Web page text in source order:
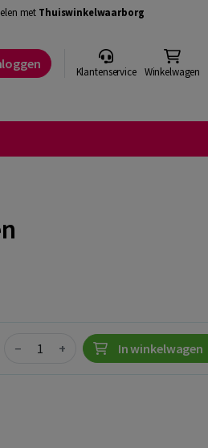
met Thuiswinkelwaarborg
Klantenservice Winkelwagen
Quantity
− + In winkelwagen